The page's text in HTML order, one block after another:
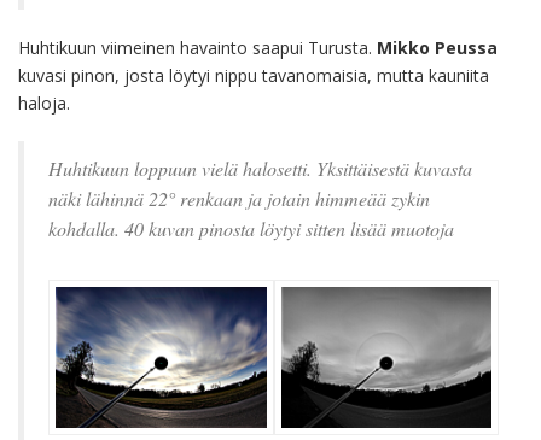
Huhtikuun viimeinen havainto saapui Turusta. Mikko Peussa
kuvasi pinon, josta löytyi nippu tavanomaisia, mutta kauniita
haloja.
Huhtikuun loppuun vielä halosetti. Yksittäisestä kuvasta
näki lähinnä 22° renkaan ja jotain himmeää zykin
kohdalla. 40 kuvan pinosta löytyi sitten lisää muotoja